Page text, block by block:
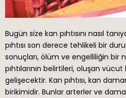
Bugün size kan pıhtısını nasıl
pıhtısı son derece tehlikeli bir
sonuçları, ölüm ve engelliliğin bir
pıhtılarının belirtileri, oluşan
gelişecektir. Kan pıhtısı, kan
birikimidir. Bunlar arterler ve